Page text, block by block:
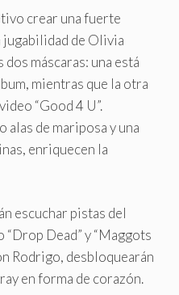
crear una fuerte
jugabilidad de Olivia
máscaras: una está
mientras que la otra
“Good 4 U”.
alas de mariposa y una
enriquecen la
escuchar pistas del
Dead” y “Maggots
Rodrigo, desbloquearán
en forma de corazón.